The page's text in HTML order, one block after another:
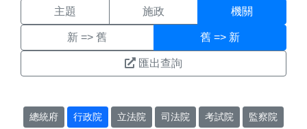
主題 施政 機關
新 => 舊 舊 => 新
匯出查詢
總統府 行政院 立法院 司法院 考試院 監察院